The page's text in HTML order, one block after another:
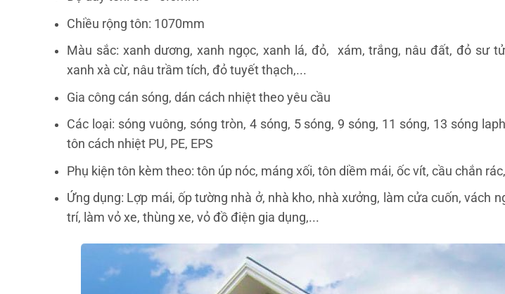
Chiều rộng tôn: 1070mm
Màu sắc: xanh dương, xanh ngọc, xanh lá, đỏ, xám, trắng, nâu đất, đỏ sư
xanh xà cừ, nâu trầm tích, đỏ tuyết thạch,...
Gia công cán sóng, dán cách nhiệt theo yêu cầu
Các loại: sóng vuông, sóng tròn, 4 sóng, 5 sóng, 9 sóng, 11 sóng, 13 sóng
tôn cách nhiệt PU, PE, EPS
Phụ kiện tôn kèm theo: tôn úp nóc, máng xối, tôn diềm mái, ốc vít, cầu chắn
Ứng dụng: Lợp mái, ốp tường nhà ở, nhà kho, nhà xưởng, làm cửa cuốn, vách
trí, làm vỏ xe, thùng xe, vỏ đồ điện gia dụng,...